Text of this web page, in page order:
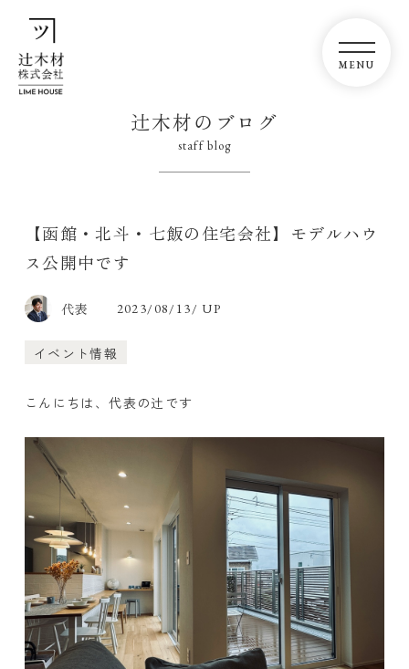
辻木材のブログ
staff blog
【函館・北斗・七飯の住宅会社】モデルハウ
ス公開中です
代表 2023/08/13/ UP
イベント情報
こんにちは、代表の辻です